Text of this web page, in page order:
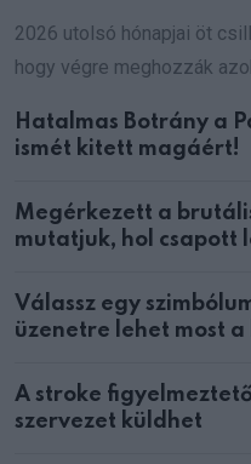
2026 utolsó hónapjai öt
hogy végre meghozzák
Hatalmas Botrány a
ismét kitett magáért!
Megérkezett a
mutatjuk, hol csapott
Válassz egy
üzenetre lehet most
A stroke
szervezet küldhet